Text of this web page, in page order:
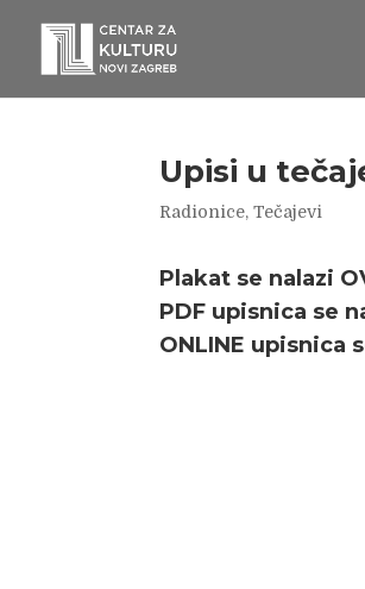
Upisi u
Radionice,Tečajevi
Plakat se nalazi
PDF upisnica se
ONLINE upisnica